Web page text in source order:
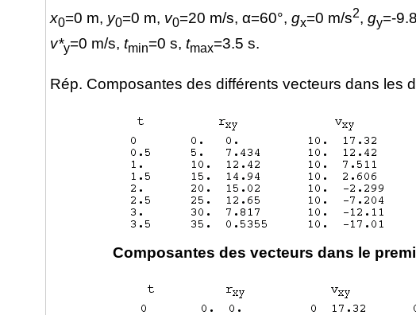
x0=0 m, y0=0 m, v0=20 m/s, α=60°, gx=0 m/s2, gy=-
v*y=0 m/s, tmin=0 s, tmax=3.5 s.
Rép. Composantes des différents vecteurs dans les
Composantes des vecteurs dans le